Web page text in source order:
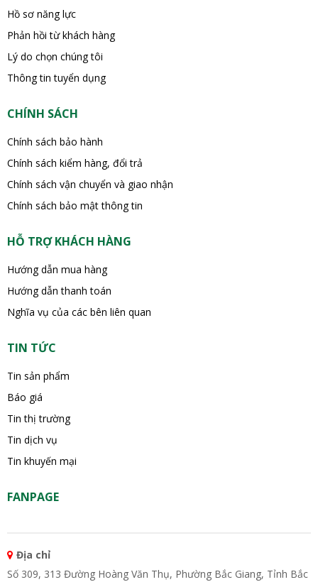
Hồ sơ năng lực
Phản hồi từ khách hàng
Lý do chọn chúng tôi
Thông tin tuyển dụng
CHÍNH SÁCH
Chính sách bảo hành
Chính sách kiểm hàng, đổi trả
Chính sách vận chuyển và giao nhận
Chính sách bảo mật thông tin
HỖ TRỢ KHÁCH HÀNG
Hướng dẫn mua hàng
Hướng dẫn thanh toán
Nghĩa vụ của các bên liên quan
TIN TỨC
Tin sản phẩm
Báo giá
Tin thị trường
Tin dịch vụ
Tin khuyến mại
FANPAGE
Địa chỉ
Số 309, 313 Đường Hoàng Văn Thụ, Phường Bắc Giang, Tỉnh Bắc